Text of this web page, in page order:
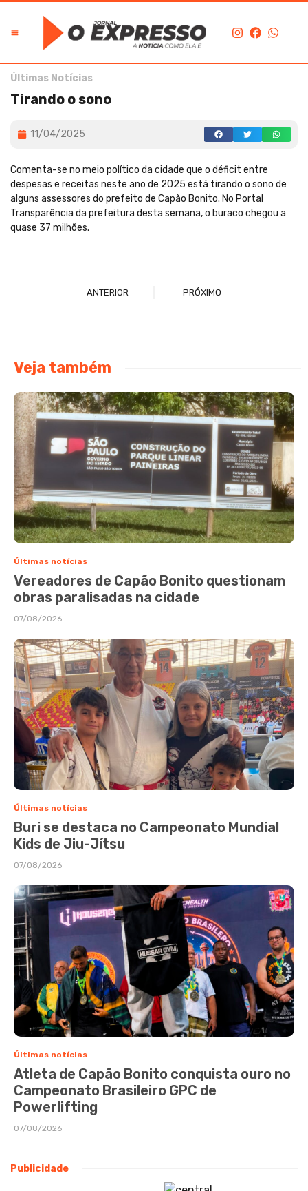
Últimas Notícias
Tirando o sono
11/04/2025
Comenta-se no meio político da cidade que o déficit entre
despesas e receitas neste ano de 2025 está tirando o sono de
alguns assessores do prefeito de Capão Bonito. No Portal
Transparência da prefeitura desta semana, o buraco chegou a
quase 37 milhões.
ANTERIOR PRÓXIMO
Veja também
Últimas notícias
Vereadores de Capão Bonito questionam
obras paralisadas na cidade
07/08/2026
Últimas notícias
Buri se destaca no Campeonato Mundial
Kids de Jiu-Jítsu
07/08/2026
Últimas notícias
Atleta de Capão Bonito conquista ouro no
Campeonato Brasileiro GPC de
Powerlifting
07/08/2026
Publicidade